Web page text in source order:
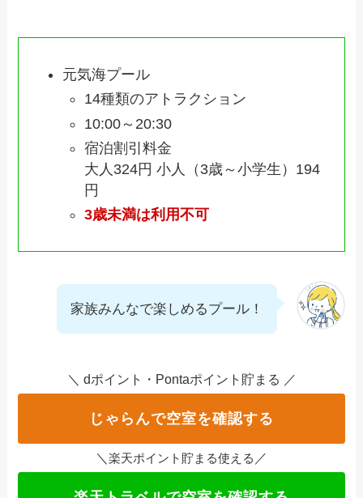
元気海プール
14種類のアトラクション
10:00～20:30
宿泊割引料金
大人324円 小人（3歳～小学生）194
円
3歳未満は利用不可
家族みんなで楽しめるプール！
＼ dポイント・Pontaポイント貯まる ／
じゃらんで空室を確認する
＼ 楽天ポイント貯まる使える ／